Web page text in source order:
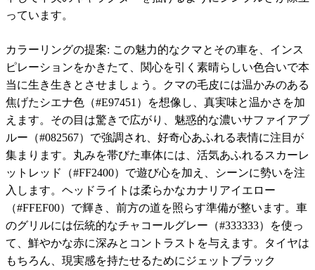
っています。
カラーリングの提案: この魅力的なクマとその車を、インス
ピレーションをかきたて、関心を引く素晴らしい色合いで本
当に生き生きとさせましょう。クマの毛皮には温かみのある
焦げたシエナ色（#E97451）を想像し、真実味と温かさを加
えます。その目は驚きで広がり、魅惑的な濃いサファイアブ
ルー（#082567）で強調され、好奇心あふれる表情に注目が
集まります。丸みを帯びた車体には、活気あふれるスカーレ
ットレッド（#FF2400）で遊び心を加え、シーンに勢いを注
入します。ヘッドライトは柔らかなカナリアイエロー
（#FFEF00）で輝き、前方の道を照らす準備が整います。車
のグリルには伝統的なチャコールグレー（#333333）を使っ
て、鮮やかな赤に深みとコントラストを与えます。タイヤは
もちろん、現実感を持たせるためにジェットブラック